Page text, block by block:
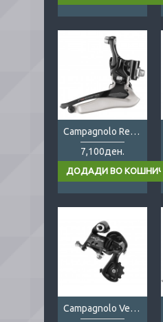
Campagnolo Record 12s FD
7,100ден.
Campagnolo Veloce 10s rear